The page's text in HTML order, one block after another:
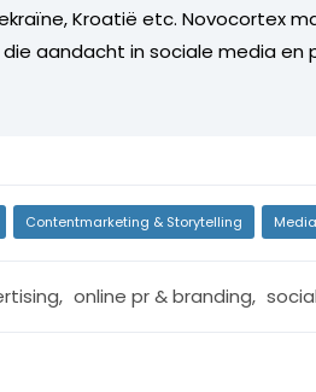
Kroatië etc. Novocortex
die aandacht in sociale media en
Contentmarketing & Storytelling Media
, online pr & branding,